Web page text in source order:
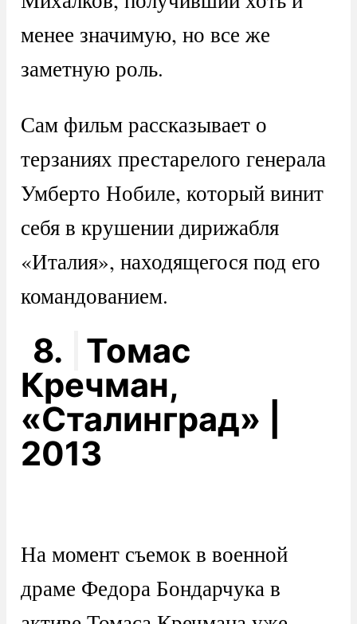
менее значимую, но все же
заметную роль.
Сам фильм рассказывает о
терзаниях престарелого генерала
Умберто Нобиле, который винит
себя в крушении дирижабля
«Италия», находящегося под его
командованием.
8.
Томас
Кречман,
«Сталинград» |
2013
На момент съемок в военной
драме Федора Бондарчука в